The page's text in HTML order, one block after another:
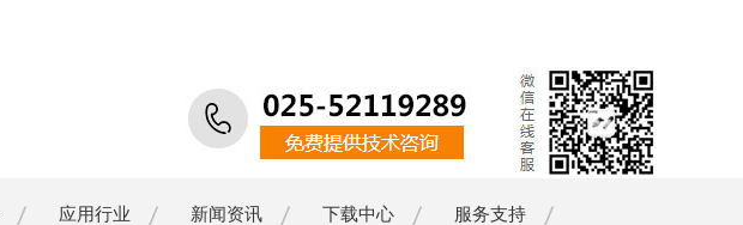
应用行业 新闻资讯 下载中心 服务支持